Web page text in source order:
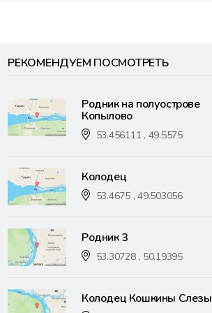
РЕКОМЕНДУЕМ ПОСМОТРЕТЬ
Родник на полуострове
Копылово
53.456111 , 49.5575
Колодец
53.4675 , 49.503056
Родник 3
53.30728 , 50.19395
Колодец Кошкины Слезы